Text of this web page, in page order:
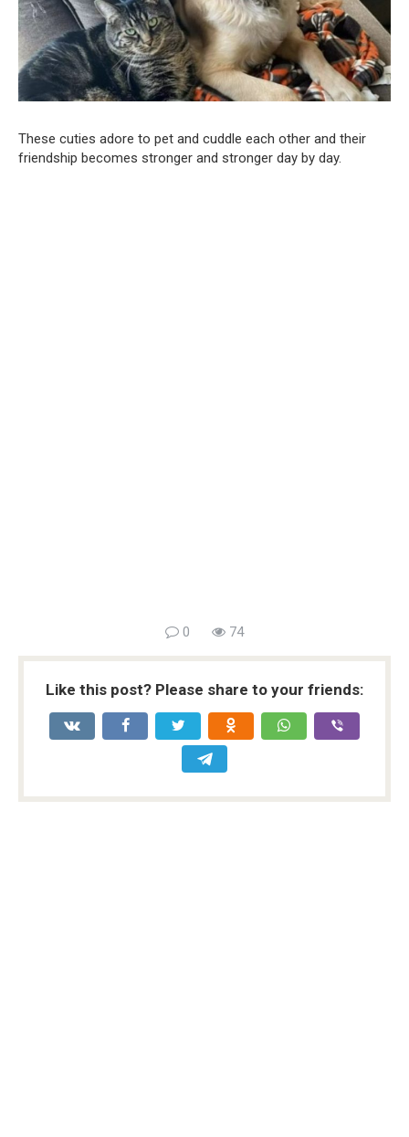
These cuties adore to pet and cuddle each other and their
friendship becomes stronger and stronger day by day.
0 74
Like this post? Please share to your friends: